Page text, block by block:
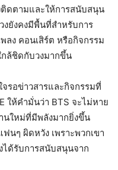
ติดตามและให้การสนับสนุน
งยังคงมีพื้นที่สำหรับการ
ลง คอนเสิร์ต หรือกิจกรรม
ล้ชิดกับวงมากขึ้น
รอข่าวสารและกิจกรรมที่
ให้คำมั่นว่า BTS จะไม่หาย
นใหม่ที่มีพลังมากยิ่งขึ้น
นๆ ผิดหวัง เพราะพวกเขา
ได้รับการสนับสนุนจาก